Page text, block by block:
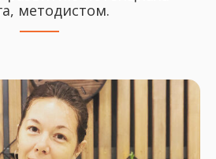
методистом.